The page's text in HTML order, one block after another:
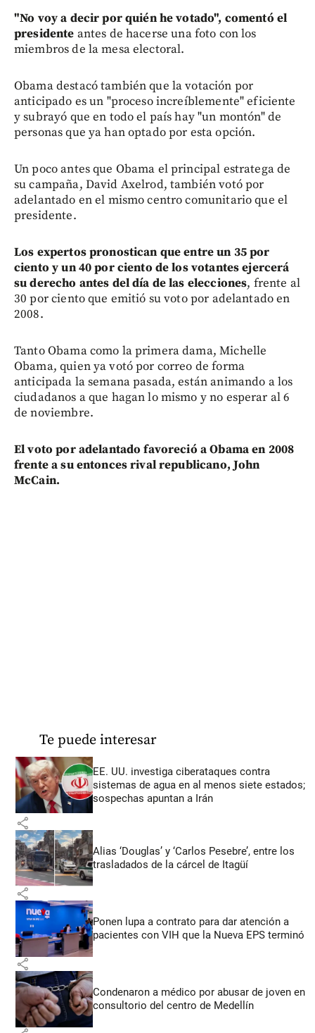
"No voy a decir por quién he votado", comentó el
presidente antes de hacerse una foto con los
miembros de la mesa electoral.
Obama destacó también que la votación por
anticipado es un "proceso increíblemente" eficiente
y subrayó que en todo el país hay "un montón" de
personas que ya han optado por esta opción.
Un poco antes que Obama el principal estratega de
su campaña, David Axelrod, también votó por
adelantado en el mismo centro comunitario que el
presidente.
Los expertos pronostican que entre un 35 por
ciento y un 40 por ciento de los votantes ejercerá
su derecho antes del día de las elecciones, frente al
30 por ciento que emitió su voto por adelantado en
2008.
Tanto Obama como la primera dama, Michelle
Obama, quien ya votó por correo de forma
anticipada la semana pasada, están animando a los
ciudadanos a que hagan lo mismo y no esperar al 6
de noviembre.
El voto por adelantado favoreció a Obama en 2008
frente a su entonces rival republicano, John
McCain.
Te puede interesar
EE. UU. investiga ciberataques contra
sistemas de agua en al menos siete estados;
sospechas apuntan a Irán
share
Alias ‘Douglas’ y ‘Carlos Pesebre’, entre los
trasladados de la cárcel de Itagüí
share
Ponen lupa a contrato para dar atención a
pacientes con VIH que la Nueva EPS terminó
share
Condenaron a médico por abusar de joven en
consultorio del centro de Medellín